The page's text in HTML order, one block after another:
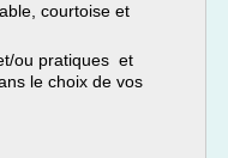
courtoise et
ou pratiques et
le choix de vos